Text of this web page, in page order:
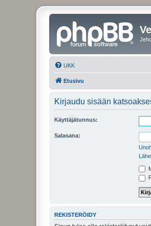
UKK
Etusivu
Kirjaudu sisään
Käyttäjätunnus:
Salasana:
REKISTERÖIDY